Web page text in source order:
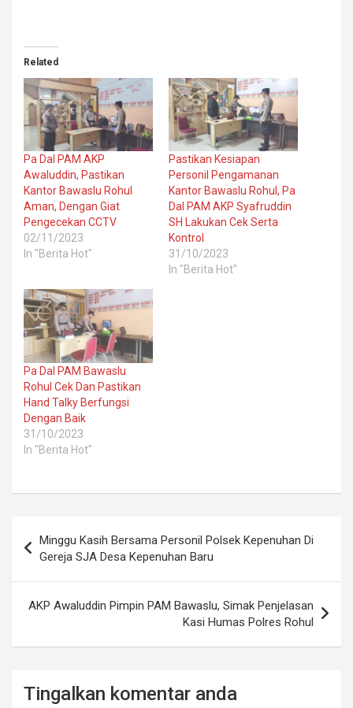
Related
Pa Dal PAM AKP
Awaluddin, Pastikan
Kantor Bawaslu Rohul
Aman, Dengan Giat
Pengecekan CCTV
02/11/2023
In "Berita Hot"
Pastikan Kesiapan
Personil Pengamanan
Kantor Bawaslu Rohul, Pa
Dal PAM AKP Syafruddin
SH Lakukan Cek Serta
Kontrol
31/10/2023
In "Berita Hot"
Pa Dal PAM Bawaslu
Rohul Cek Dan Pastikan
Hand Talky Berfungsi
Dengan Baik
31/10/2023
In "Berita Hot"
navigation
Minggu Kasih Bersama Personil Polsek Kepenuhan Di
Gereja SJA Desa Kepenuhan Baru
AKP Awaluddin Pimpin PAM Bawaslu, Simak Penjelasan
Kasi Humas Polres Rohul
Tingalkan komentar anda